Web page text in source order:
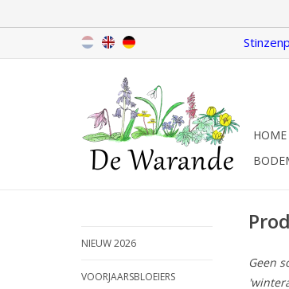
HOME
NIEUW 2026
VOORJAARSBLOEIERS
Geen